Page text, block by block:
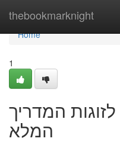
thebookmarknight
Home
Home
1
המדריך
המלא